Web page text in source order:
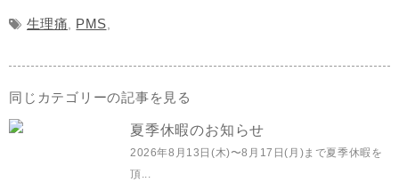
生理痛 PMS
同じカテゴリーの記事を見る
夏季休暇のお知らせ
2026年8月13日(木)〜8月17日(月)まで夏季休暇を
頂...